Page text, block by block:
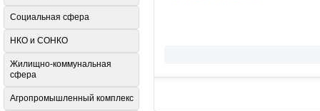
Социальная сфера
НКО и СОНКО
Жилищно-коммунальная
сфера
Агропромышленный комплекс